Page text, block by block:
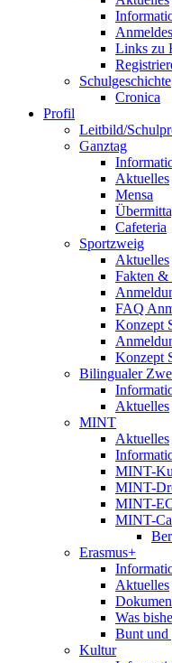
Links zu
Schulgeschichte
Cronica
Profil
Leitbild/
Ganztag
Aktuelles
Mensa
Cafeteria
Sportzweig
Aktuelles
Fakten
FAQ
Konzept
Konzept
Bilingualer
Aktuelles
MINT
Aktuelles
MINT-
MINT-
MINT-
MINT-
Erasmus+
Aktuelles
Was
Bunt und
Kultur